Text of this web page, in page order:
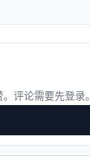
评论需要先登录。